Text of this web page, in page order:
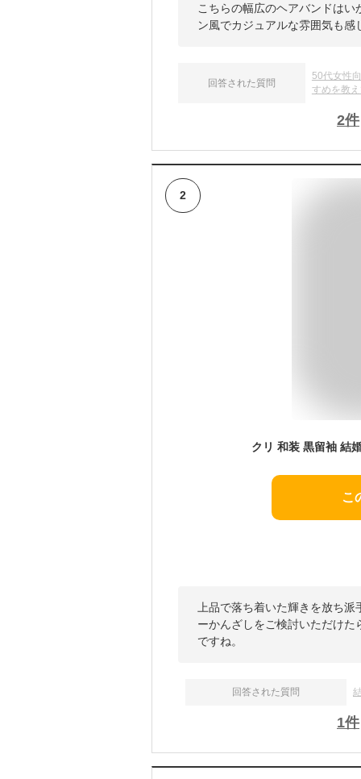
こちらの幅広のヘアバンドは
ン風でカジュアルな雰囲気も
回答された質問
50代女性
すめを教
2件
2
こ
上品で落ち着いた輝きを放ち
ーかんざしをご検討いただけ
ですね。
回答された質問
1件